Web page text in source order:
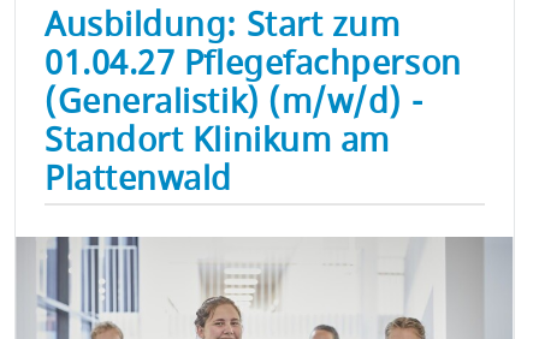
Ausbildung: Start zum
01.04.27 Pflegefachperson
(Generalistik) (m/w/d) -
Standort Klinikum am
Plattenwald